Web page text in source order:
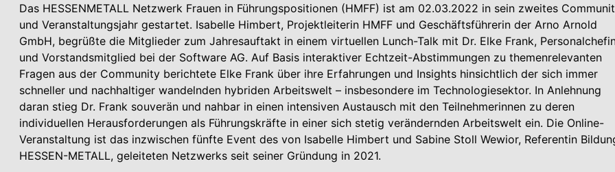
Das HESSENMETALL Netzwerk Frauen in Führungspositionen (HMFF) ist am 02.03.2022 in sein zweites
und Veranstaltungsjahr gestartet. Isabelle Himbert, Projektleiterin HMFF und Geschäftsführerin der Arno Arnold
GmbH, begrüßte die Mitglieder zum Jahresauftakt in einem virtuellen Lunch-Talk mit Dr. Elke Frank,
und Vorstandsmitglied bei der Software AG. Auf Basis interaktiver Echtzeit-Abstimmungen zu themenrelevanten
Fragen aus der Community berichtete Elke Frank über ihre Erfahrungen und Insights hinsichtlich der sich immer
schneller und nachhaltiger wandelnden hybriden Arbeitswelt – insbesondere im Technologiesektor. In Anlehnung
daran stieg Dr. Frank souverän und nahbar in einen intensiven Austausch mit den Teilnehmerinnen zu deren
individuellen Herausforderungen als Führungskräfte in einer sich stetig verändernden Arbeitswelt ein. Die Online-
Veranstaltung ist das inzwischen fünfte Event des von Isabelle Himbert und Sabine Stoll Wewior, Referentin
HESSEN-METALL, geleiteten Netzwerks seit seiner Gründung in 2021.